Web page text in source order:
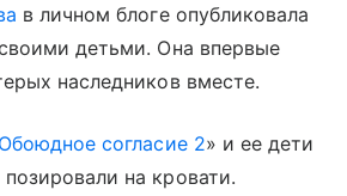
в личном блоге опубликовала
детьми. Она впервые
наследников вместе.
Обоюдное согласие 2» и ее дети
на кровати.